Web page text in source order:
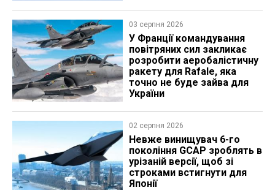
03 серпня 2026
У Франції командування
повітряних сил закликає
розробити аеробалістичну
ракету для Rafale, яка
точно не буде зайва для
України
02 серпня 2026
Невже винищувач 6-го
покоління GCAP зроблять в
урізаній версії, щоб зі
строками встигнути для
Японії